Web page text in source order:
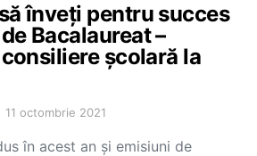
înveți pentru succes
Bacalaureat –
școlară la
11 octombrie 2021
în acest an și emisiuni de